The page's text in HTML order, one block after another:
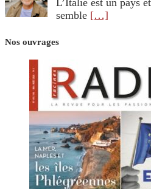
L’Italie est un pays
semble […]
Nos ouvrages